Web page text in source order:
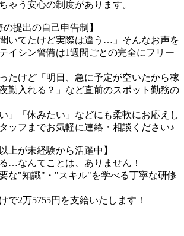
ゃう安心の制度があります。
の提出の自己申告制】
聞いてたけど実際は違う…」そんなお声を
イシン警備は1週間ごとの完全にフリー
たけど「明日、急に予定が空いたから稼
勤入れる？」など直前のスポット勤務の
」「休みたい」などにも柔軟にお応えし
ッフまでお気軽に連絡・相談ください♪
上が未経験から活躍中】
…なんてことは、ありません！
な"知識"・"スキル"を学べる丁寧な研修
で2万5755円を支給いたします！